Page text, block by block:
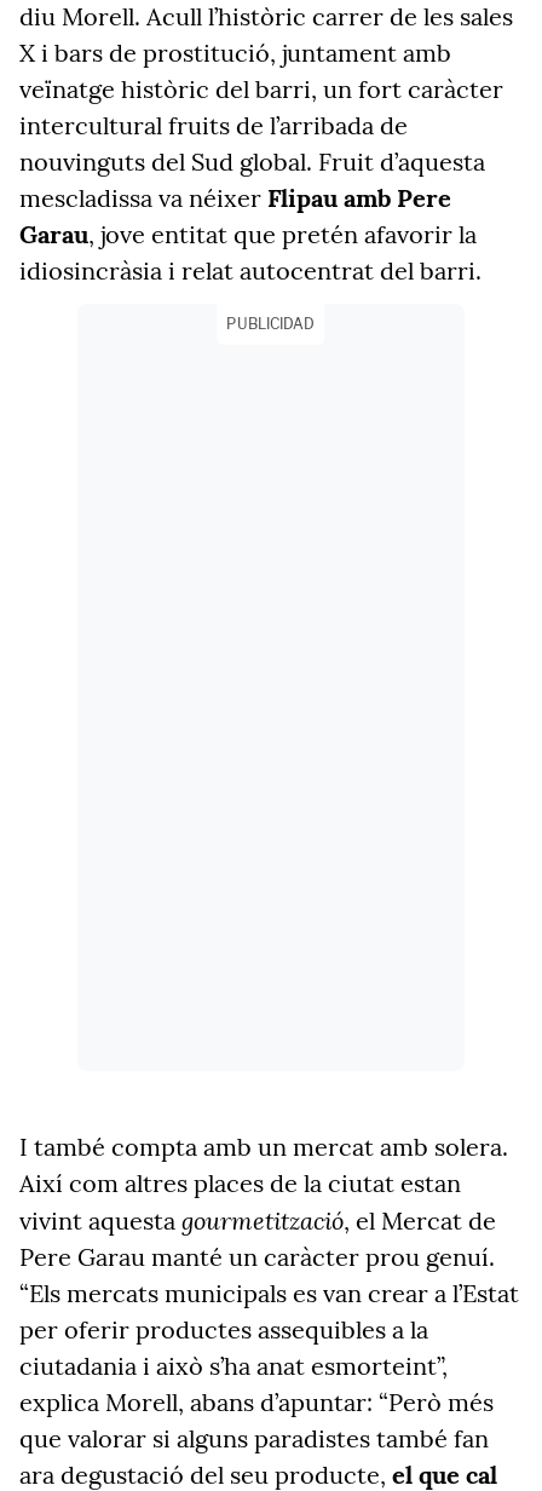
diu Morell. Acull l’històric carrer de les sales
X i bars de prostitució, juntament amb
veïnatge històric del barri, un fort caràcter
intercultural fruits de l’arribada de
nouvinguts del Sud global. Fruit d’aquesta
mescladissa va néixer Flipau amb Pere
Garau, jove entitat que pretén afavorir la
idiosincràsia i relat autocentrat del barri.
PUBLICIDAD
I també compta amb un mercat amb solera.
Així com altres places de la ciutat estan
vivint aquesta gourmetització, el Mercat de
Pere Garau manté un caràcter prou genuí.
“Els mercats municipals es van crear a l’Estat
per oferir productes assequibles a la
ciutadania i això s’ha anat esmorteint”,
explica Morell, abans d’apuntar: “Però més
que valorar si alguns paradistes també fan
ara degustació del seu producte, el que cal